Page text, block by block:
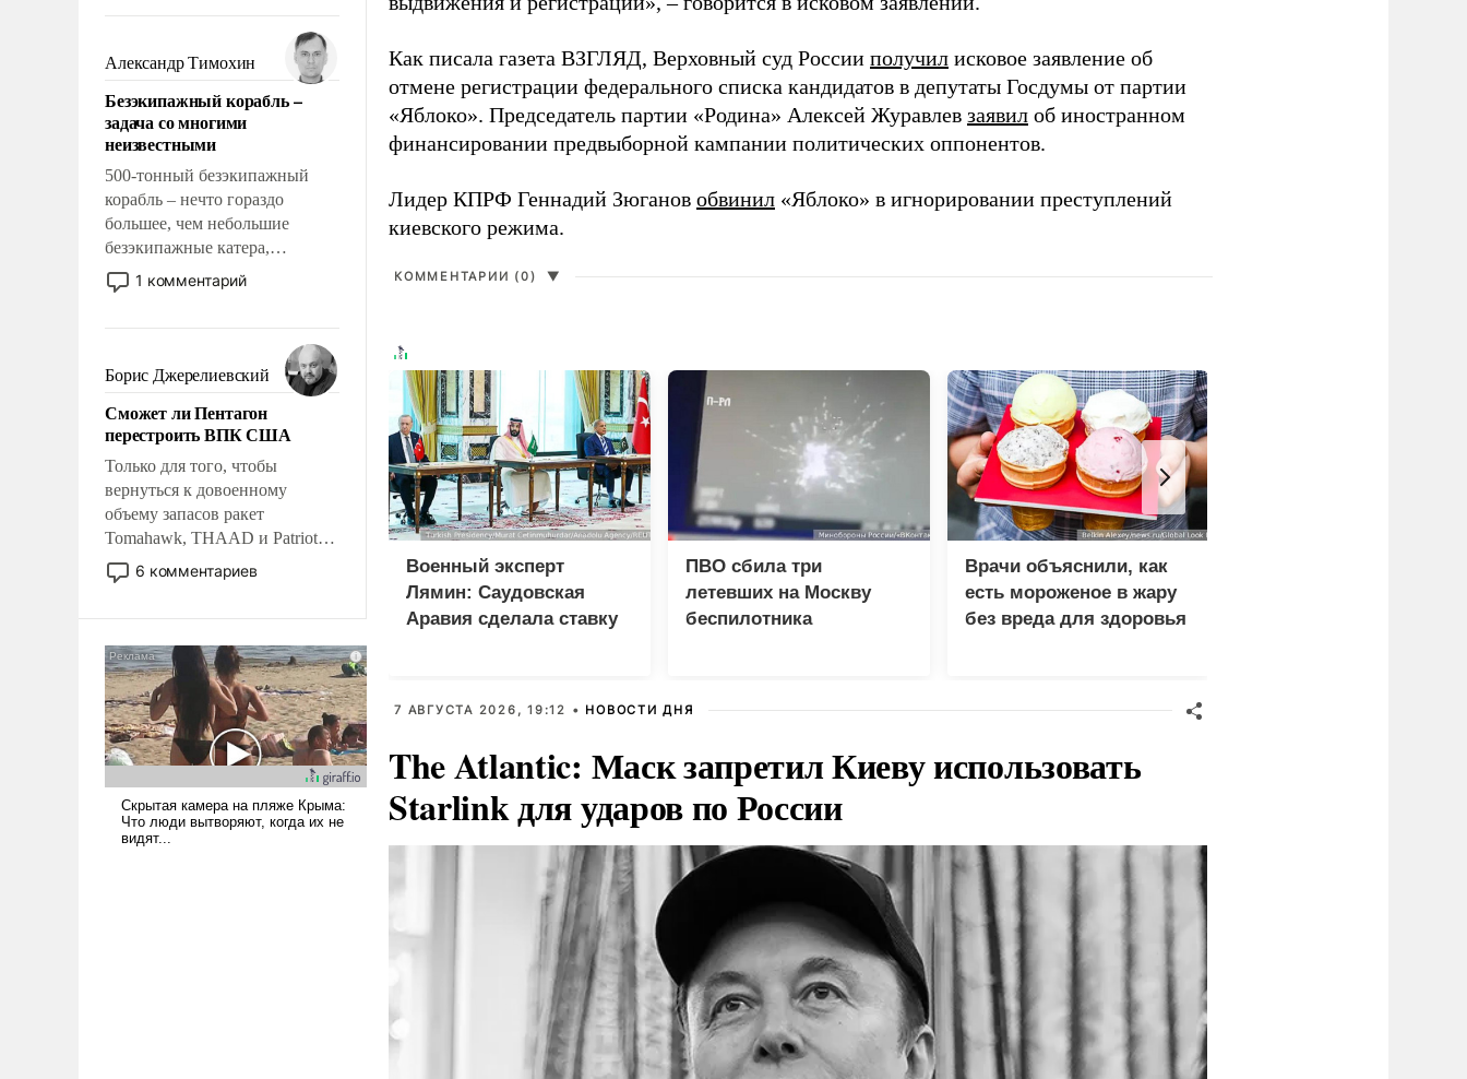
мужественным и твердым под
ударами судьбы, брать на себя
ответственность, помогать
слабым, идти вперед и
адаптироваться.
Александр Тимохин
Безэкипажный корабль –
задача со многими
неизвестными
500-тонный безэкипажный
корабль – нечто гораздо
большее, чем небольшие
безэкипажные катера,
применение которых уже
стало обыденностью. Задача по
сложна и амбициозна. Однако
и ее реализация радикально
поднимет наши боевые
возможности.
1 комментарий
Борис Джерелиевский
Сможет ли Пентагон
перестроить ВПК США
Только для того, чтобы
вернуться к довоенному
объему запасов ракет
Tomahawk, THAAD и Patriot
США потребуется более трех
лет. Даже небольшая война с
Сложившаяся ситуация
означает многолетний период
уязвимости США, например,
перед Китаем.
6 комментариев
Как писала газета ВЗГЛЯД, Верховный суд России получил исковое заявление об
отмене регистрации федерального списка кандидатов в депутаты Госдумы от партии
«Яблоко». Председатель партии «Родина» Алексей Журавлев заявил об иностранном
финансировании предвыборной кампании политических оппонентов.
Лидер КПРФ Геннадий Зюганов обвинил «Яблоко» в игнорировании преступлений
киевского режима.
КОММЕНТАРИИ (0) ▼
Военный эксперт
Лямин: Саудовская
Аравия сделала ставку
ПВО сбила три
летевших на Москву
беспилотника
Врачи объяснили, как
есть мороженое в жару
без вреда для здоровья
7 АВГУСТА 2026, 19:12 • НОВОСТИ ДНЯ
The Atlantic: Маск запретил Киеву использовать
Starlink для ударов по России